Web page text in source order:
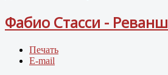
Фабио Стасси -
Печать
E-mail